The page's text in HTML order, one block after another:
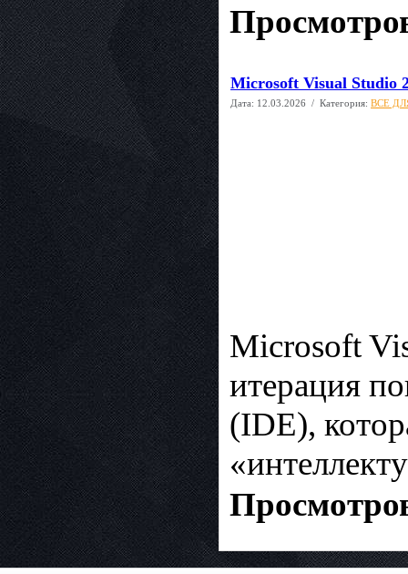
Microsoft Visual Studio
Дата: 12.03.2026 / Категория: ВСЕ
Microsoft
итерация
(IDE),